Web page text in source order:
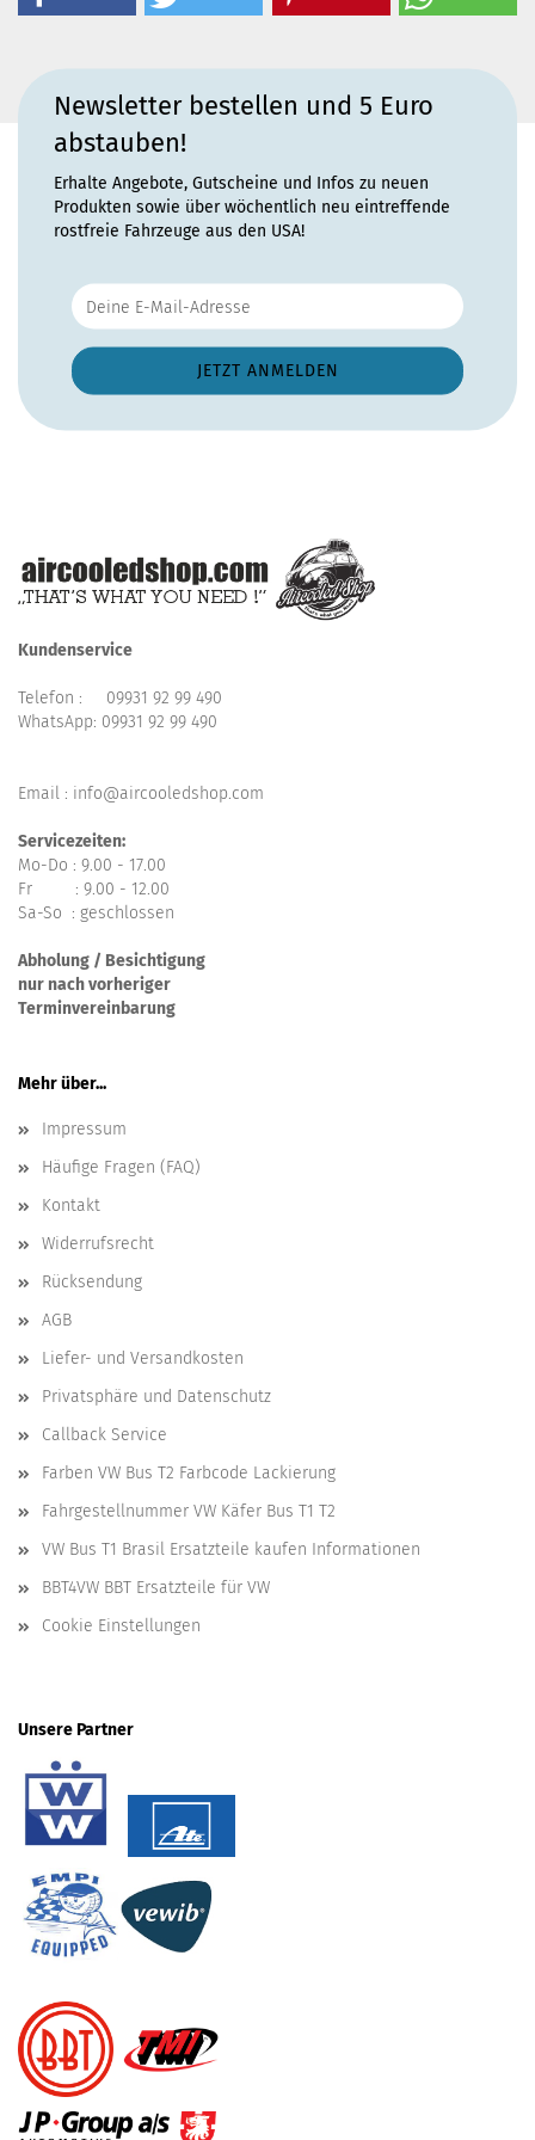
Newsletter bestellen und 5 Euro
abstauben!
Erhalte Angebote, Gutscheine und Infos zu neuen
Produkten sowie über wöchentlich neu eintreffende
rostfreie Fahrzeuge aus den USA!
Kundenservice
Telefon : 09931 92 99 490
WhatsApp: 09931 92 99 490
Email : info@aircooledshop.com
Servicezeiten:
Mo-Do : 9.00 - 17.00
Fr : 9.00 - 12.00
Sa-So : geschlossen
Abholung / Besichtigung
nur nach vorheriger
Terminvereinbarung
Mehr über...
Impressum
Häufige Fragen (FAQ)
Kontakt
Widerrufsrecht
Rücksendung
AGB
Liefer- und Versandkosten
Privatsphäre und Datenschutz
Callback Service
Farben VW Bus T2 Farbcode Lackierung
Fahrgestellnummer VW Käfer Bus T1 T2
VW Bus T1 Brasil Ersatzteile kaufen Informationen
BBT4VW BBT Ersatzteile für VW
Cookie Einstellungen
Unsere Partner